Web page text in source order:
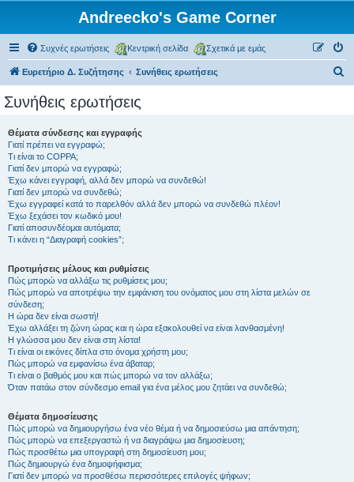
Andreecko's Game Corner
Συχνές ερωτήσεις Κεντρική σελίδα Σχετικά με εμάς
Ευρετήριο Δ. Συζήτησης Συνήθεις ερωτήσεις
Συνήθεις ερωτήσεις
Θέματα σύνδεσης και εγγραφής
Γιατί πρέπει να εγγραφώ;
Τι είναι το COPPA;
Γιατί δεν μπορώ να εγγραφώ;
Έχω κάνει εγγραφή, αλλά δεν μπορώ να συνδεθώ!
Γιατί δεν μπορώ να συνδεθώ;
Έχω εγγραφεί κατά το παρελθόν αλλά δεν μπορώ να συνδεθώ πλέον!
Έχω ξεχάσει τον κωδικό μου!
Γιατί αποσυνδέομαι αυτόματα;
Τι κάνει η “Διαγραφή cookies”;
Προτιμήσεις μέλους και ρυθμίσεις
Πώς μπορώ να αλλάξω τις ρυθμίσεις μου;
Πώς μπορώ να αποτρέψω την εμφάνιση του ονόματος μου στη λίστα μελών σε
σύνδεση;
Η ώρα δεν είναι σωστή!
Έχω αλλάξει τη ζώνη ώρας και η ώρα εξακολουθεί να είναι λανθασμένη!
Η γλώσσα μου δεν είναι στη λίστα!
Τι είναι οι εικόνες δίπλα στο όνομα χρήστη μου;
Πώς μπορώ να εμφανίσω ένα άβαταρ;
Τι είναι ο βαθμός μου και πώς μπορώ να τον αλλάξω;
Όταν πατάω στον σύνδεσμο email για ένα μέλος μου ζητάει να συνδεθώ;
Θέματα δημοσίευσης
Πώς μπορώ να δημιουργήσω ένα νέο θέμα ή να δημοσιεύσω μια απάντηση;
Πώς μπορώ να επεξεργαστώ ή να διαγράψω μια δημοσίευση;
Πώς προσθέτω μια υπογραφή στη δημοσίευση μου;
Πώς δημιουργώ ένα δημοψήφισμα;
Γιατί δεν μπορώ να προσθέσω περισσότερες επιλογές ψήφων;